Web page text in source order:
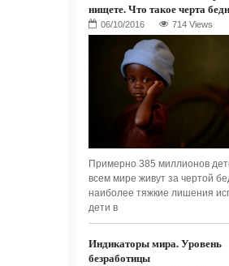
нищете. Что такое черта
714 Views
Примерно 385 миллионов
всем мире живут за чертой
наиболее тяжкие лишения
дети в
Индикаторы мира. Уровень
безработицы